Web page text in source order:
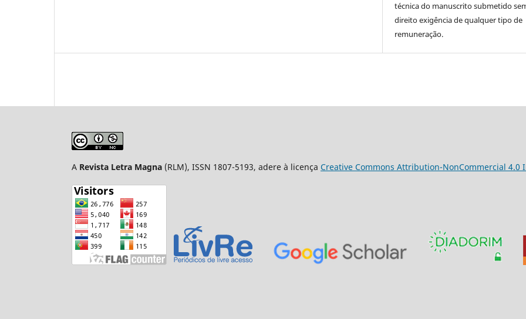
técnica do manuscrito submetido
direito exigência de qualquer tipo de
remuneração.
A Revista Letra Magna (RLM), ISSN 1807-5193, adere à licença Creative Commons Attribution-NonCommercial 4.0